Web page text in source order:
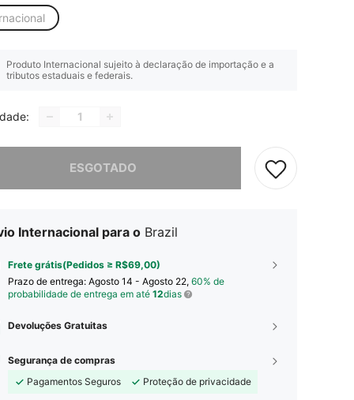
Produto Internacional sujeito à declaração de importação e a
tributos estaduais e federais.
ESGOTADO
Internacional para o Brazil
Frete grátis(Pedidos ≥ R$69,00)
Prazo de entrega: Agosto 14 - Agosto 22, 60% de
probabilidade de entrega em até 12dias
Devoluções Gratuitas
Segurança de compras
Pagamentos Seguros
Proteção de privacidade